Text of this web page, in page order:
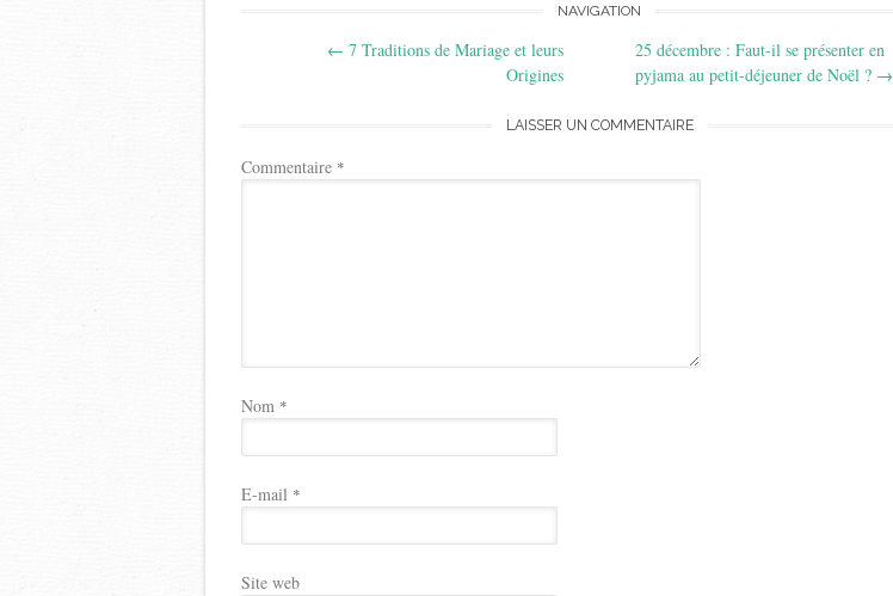
NAVIGATION
← 7 Traditions de Mariage et leurs
Origines
25 décembre : Faut-il se présenter en
pyjama au petit-déjeuner de Noël ? →
LAISSER UN COMMENTAIRE
Commentaire *
Nom *
E-mail *
Site web